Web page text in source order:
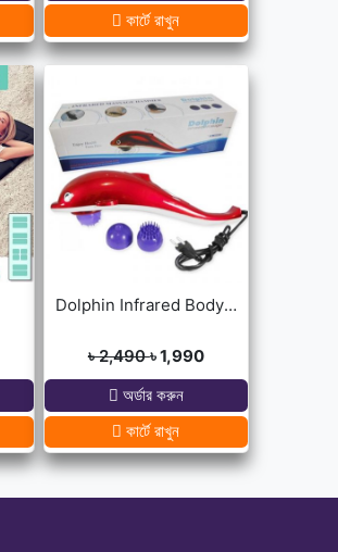
কার্টে রাখুন
Dolphin Infrared Body Massager
৳ 2,490৳ 1,990
অর্ডার করুন
কার্টে রাখুন